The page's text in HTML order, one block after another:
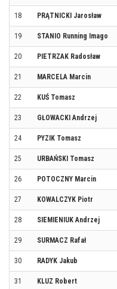
18 PRĄTNICKI Jarosław
19 STANIO Running Imago
20 PIETRZAK Radosław
21 MARCELA Marcin
22 KUŚ Tomasz
23 GŁOWACKI Andrzej
24 PYZIK Tomasz
25 URBAŃSKI Tomasz
26 POTOCZNY Marcin
27 KOWALCZYK Piotr
28 SIEMIENIUK Andrzej
29 SURMACZ Rafał
30 RADYK Jakub
31 KLUZ Robert